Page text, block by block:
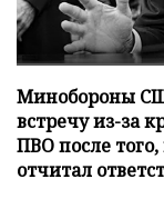
Минобороны
встречу из-за
ПВО после
отчитал